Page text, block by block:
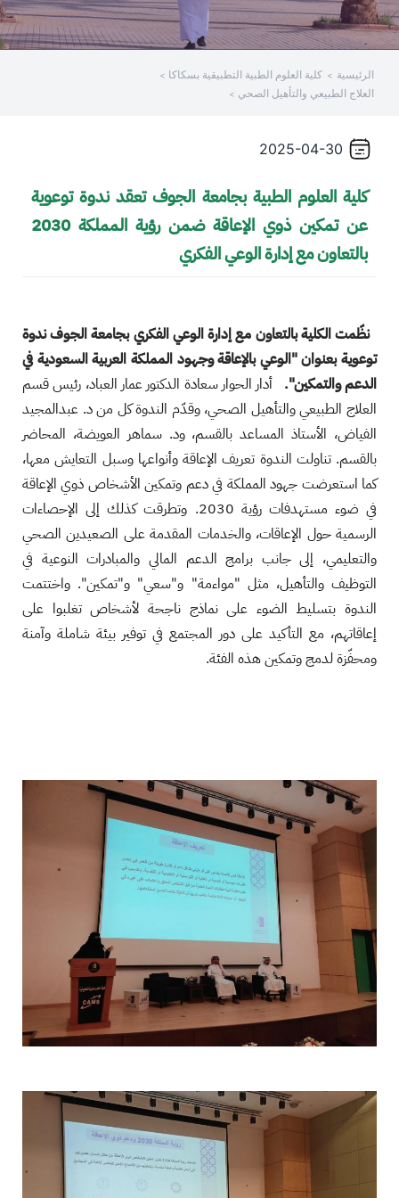
الرئيسية
كلية العلوم الطبية التطبيقية بسكاكا
العلاج الطبيعي والتأهيل الصحي
2025-04-30
كلية العلوم الطبية بجامعة الجوف تعقد ندوة توعوية
عن تمكين ذوي الإعاقة ضمن رؤية المملكة 2030
بالتعاون مع إدارة الوعي الفكري
نظّمت الكلية بالتعاون مع إدارة الوعي الفكري بجامعة الجوف ندوة
توعوية بعنوان "الوعي بالإعاقة وجهود المملكة العربية السعودية في
الدعم والتمكين". أدار الحوار سعادة الدكتور عمار العباد، رئيس قسم
العلاج الطبيعي والتأهيل الصحي، وقدّم الندوة كل من د. عبدالمجيد
الفياض، الأستاذ المساعد بالقسم، ود. سماهر العويضة، المحاضر
بالقسم. تناولت الندوة تعريف الإعاقة وأنواعها وسبل التعايش معها،
كما استعرضت جهود المملكة في دعم وتمكين الأشخاص ذوي الإعاقة
في ضوء مستهدفات رؤية 2030. وتطرقت كذلك إلى الإحصاءات
الرسمية حول الإعاقات، والخدمات المقدمة على الصعيدين الصحي
والتعليمي، إلى جانب برامج الدعم المالي والمبادرات النوعية في
التوظيف والتأهيل، مثل "مواءمة" و"سعي" و"تمكين". واختتمت
الندوة بتسليط الضوء على نماذج ناجحة لأشخاص تغلبوا على
إعاقاتهم، مع التأكيد على دور المجتمع في توفير بيئة شاملة وآمنة
ومحفّزة لدمج وتمكين هذه الفئة.